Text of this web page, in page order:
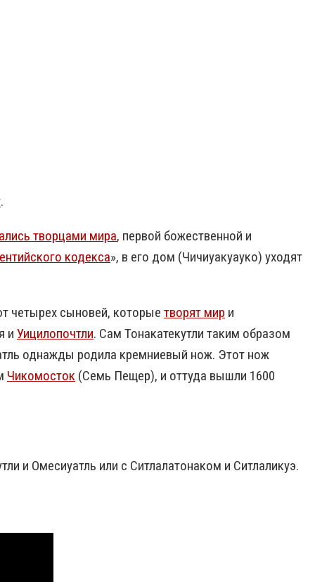
.
творцами мира, первой божественной и
кодекса», в его дом (Чичиуакуауко) уходят
четырех сыновей, которые творят мир и
и Уицилопочтли. Сам Тонакатекутли таким образом
однажды родила кремниевый нож. Этот нож
Чикомосток (Семь Пещер), и оттуда вышли 1600
и Омесиуатль или с Ситлалатонаком и Ситлаликуэ.